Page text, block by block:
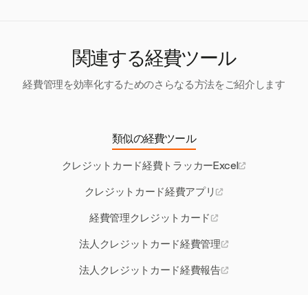
されていなくても、財務活動の包括的なビューを提供しま
関連する経費ツール
経費管理を効率化するためのさらなる方法をご紹介します
類似の経費ツール
クレジットカード経費トラッカーExcel
クレジットカード経費アプリ
経費管理クレジットカード
法人クレジットカード経費管理
法人クレジットカード経費報告